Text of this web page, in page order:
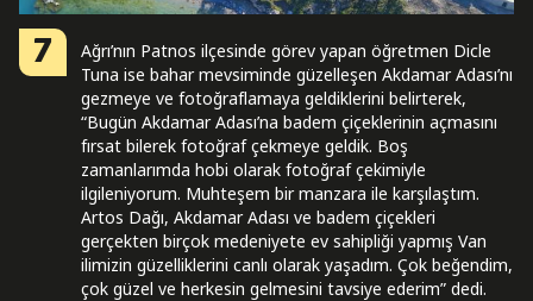
7
Ağrı’nın Patnos ilçesinde görev yapan öğretmen Dicle
Tuna ise bahar mevsiminde güzelleşen Akdamar Adası’nı
gezmeye ve fotoğraflamaya geldiklerini belirterek,
“Bugün Akdamar Adası’na badem çiçeklerinin açmasını
fırsat bilerek fotoğraf çekmeye geldik. Boş
zamanlarımda hobi olarak fotoğraf çekimiyle
ilgileniyorum. Muhteşem bir manzara ile karşılaştım.
Artos Dağı, Akdamar Adası ve badem çiçekleri
gerçekten birçok medeniyete ev sahipliği yapmış Van
ilimizin güzelliklerini canlı olarak yaşadım. Çok beğendim,
çok güzel ve herkesin gelmesini tavsiye ederim” dedi.